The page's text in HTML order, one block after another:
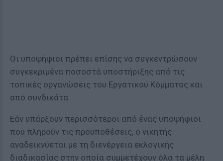
Οι υποψήφιοι πρέπει επίσης να συγκεντρώσουν
συγκεκριμένα ποσοστά υποστήριξης από τις
τοπικές οργανώσεις του Εργατικού Κόμματος και
από συνδικάτα.
Εάν υπάρξουν περισσότεροι από ένας υποψήφιοι
που πληρούν τις προϋποθέσεις, ο νικητής
αναδεικνύεται με τη διενέργεια εκλογικής
διαδικασίας στην οποία συμμετέχουν όλα τα μέλη